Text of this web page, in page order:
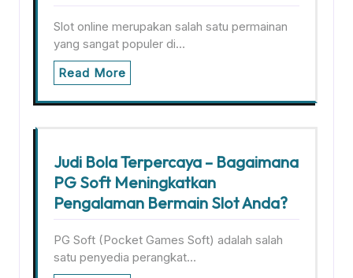
Slot online merupakan salah satu permainan
yang sangat populer di…
Read More
Judi Bola Terpercaya – Bagaimana
PG Soft Meningkatkan
Pengalaman Bermain Slot Anda?
PG Soft (Pocket Games Soft) adalah salah
satu penyedia perangkat…